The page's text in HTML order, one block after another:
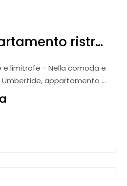
Ampio appartamento ristrutturato con terrazzi e garage
e limitrofe - Nella comoda e
appartamento di
piano di una palazzina
unità